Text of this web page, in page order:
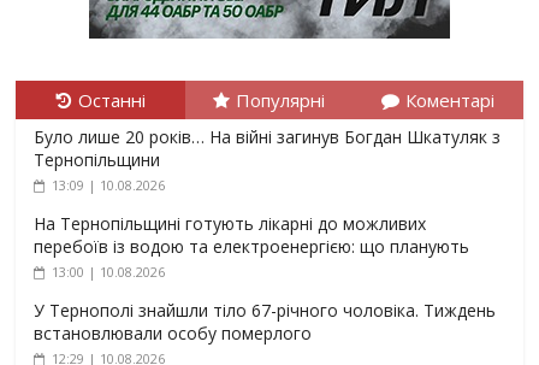
Останні Популярні Коментарі
Було лише 20 років… На війні загинув Богдан Шкатуляк з
Тернопільщини
13:09 | 10.08.2026
На Тернопільщині готують лікарні до можливих
перебоїв із водою та електроенергією: що планують
13:00 | 10.08.2026
У Тернополі знайшли тіло 67-річного чоловіка. Тиждень
встановлювали особу померлого
12:29 | 10.08.2026